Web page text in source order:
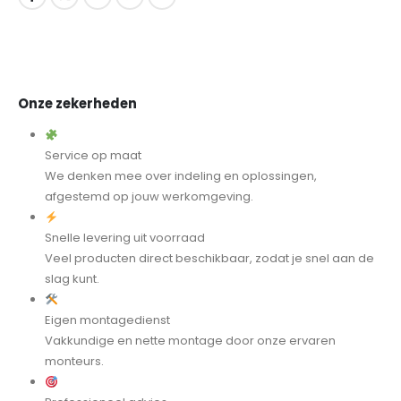
Onze zekerheden
Service op maat
We denken mee over indeling en oplossingen,
afgestemd op jouw werkomgeving.
Snelle levering uit voorraad
Veel producten direct beschikbaar, zodat je snel aan de
slag kunt.
Eigen montagedienst
Vakkundige en nette montage door onze ervaren
monteurs.